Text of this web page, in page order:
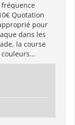
fréquence
Quotation
pour
dans les
la course